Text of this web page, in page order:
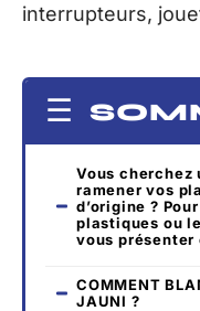
interrupteurs,
Vous
ramener vos
d’origine ?
plastiques ou
vous
COMMENT
JAUNI ?